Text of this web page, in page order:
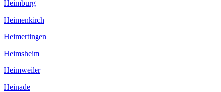
Heimburg
Heimenkirch
Heimertingen
Heimsheim
Heimweiler
Heinade